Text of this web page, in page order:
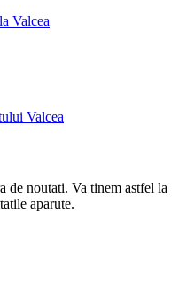
Valcea
Valcea
de noutati. Va tinem astfel la
aparute.